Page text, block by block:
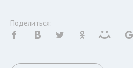
Поделиться: